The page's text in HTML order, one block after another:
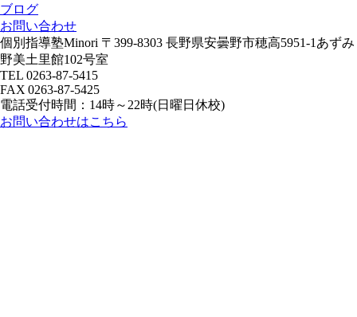
ブログ
お問い合わせ
個別指導塾Minori 〒399-8303 長野県安曇野市穂高5951-1あずみ
野美土里館102号室
TEL 0263-87-5415
FAX 0263-87-5425
電話受付時間：14時～22時(日曜日休校)
お問い合わせはこちら